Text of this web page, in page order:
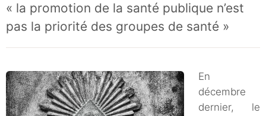
« la promotion de la santé publique n’est
pas la priorité des groupes de santé »
En
décembre
dernier, le